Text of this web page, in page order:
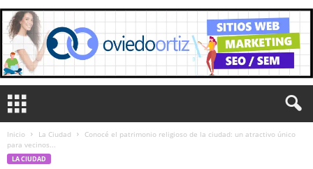
Inicio La Ciudad
Conocé el patrimonio religioso de la ciudad: un atractivo único
para vecinos...
LA CIUDAD